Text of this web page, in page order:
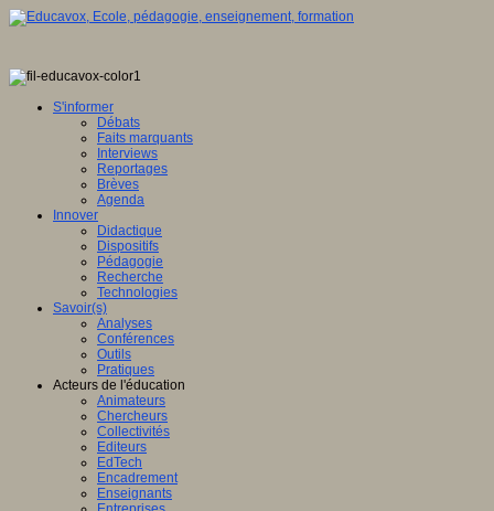
S'informer
Débats
Faits marquants
Interviews
Reportages
Brèves
Agenda
Innover
Didactique
Dispositifs
Pédagogie
Recherche
Technologies
Savoir(s)
Analyses
Conférences
Outils
Pratiques
Acteurs de l'éducation
Animateurs
Chercheurs
Collectivités
Editeurs
EdTech
Encadrement
Enseignants